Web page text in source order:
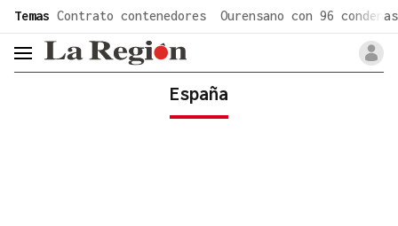
Temas Contrato contenedores Ourensano con 96 condenas
header.menu.open
España